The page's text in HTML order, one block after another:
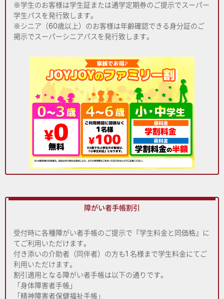
※学生のお客様は学生証または通学定期券のご提示でスーパー
学生パスを発行致します。
※シニア（60歳以上）のお客様は年齢確認できる身分証のご
掲示でスーパーシニアパスを発行致します。
障がい者手帳割引
受付時に各種障がい者手帳のご提示で『学生料金と同価格』に
てご利用いただけます。
付き添いの介助者（同伴者）の方も1 名様まで学生料金にてご
利用いただけます。
割引適用となる障がい者手帳は以下の通りです。
「身体障害者手帳」
「精神障害者保健福祉手帳」